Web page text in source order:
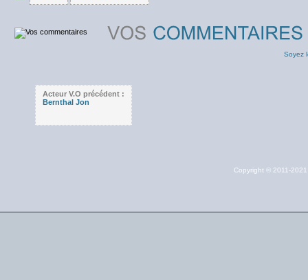
Soyez
Acteur V.O précédent :
Bernthal Jon
Copyright © 2011-